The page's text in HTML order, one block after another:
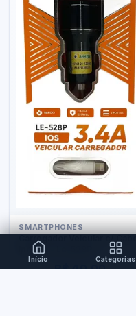
Início Categorias
SMARTPHONES
Iphone - Le-528P
R$ 40,00